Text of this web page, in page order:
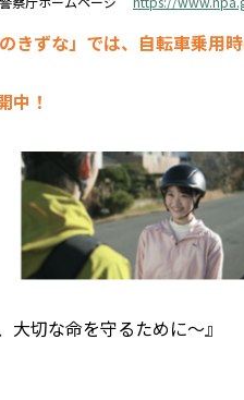
きずな」では、自転車乗用
中！
大切な命を守るために～』